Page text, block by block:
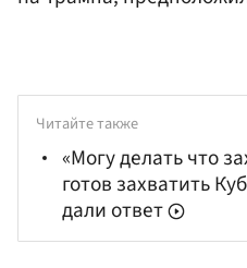
Читайте также
«Могу делать что
готов захватить
дали ответ